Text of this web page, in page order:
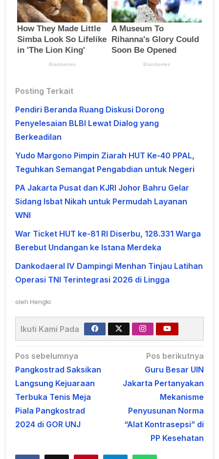
Posting Terkait
Pendiri Beranda Ruang Diskusi Dorong
Penyelesaian BLBI Lewat Dialog yang
Berkeadilan
Yudo Margono Pimpin Ziarah HUT Ke-40 PPAL,
Teguhkan Semangat Pengabdian untuk Negeri
PA Jakarta Pusat dan KJRI Johor Bahru Gelar
Sidang Isbat Nikah untuk Permudah Layanan
WNI
War Ticket HUT ke-81 RI Diserbu, 128.331 Warga
Berebut Undangan ke Istana Merdeka
Dankodaeral IV Dampingi Menhan Tinjau Latihan
Operasi TNI Terintegrasi 2026 di Lingga
oleh Hengki
Ikuti Kami Pada
Navigasi
pos
Pos sebelumnya
Pangkostrad Saksikan
Langsung Kejuaraan
Terbuka Tenis Meja
Piala Pangkostrad
2024 di GOR UNJ
Pos berikutnya
Guru Besar UIN
Jakarta Pertanyakan
Mekanisme
Penyusunan Norma
“Alat Kontrasepsi” di
PP Kesehatan